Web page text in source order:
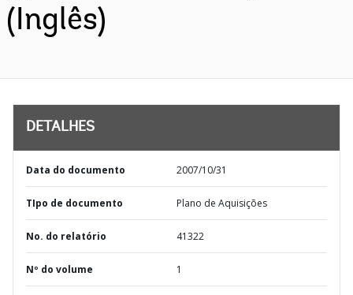
(Inglês)
DETALHES
Data do documento 2007/10/31
TIpo de documento Plano de Aquisições
No. do relatório 41322
Nº do volume 1